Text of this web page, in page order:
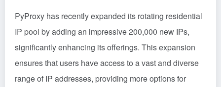
PyProxy has recently expanded its rotating residential
IP pool by adding an impressive 200,000 new IPs,
significantly enhancing its offerings. This expansion
ensures that users have access to a vast and diverse
range of IP addresses, providing more options for